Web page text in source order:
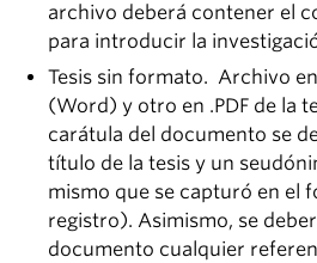
archivo deberá contener el
para introducir la
Tesis sin formato. Archivo
(Word) y otro en .PDF de la
carátula del documento se
título de la tesis y un
mismo que se capturó en el
registro). Asimismo, se
documento cualquier